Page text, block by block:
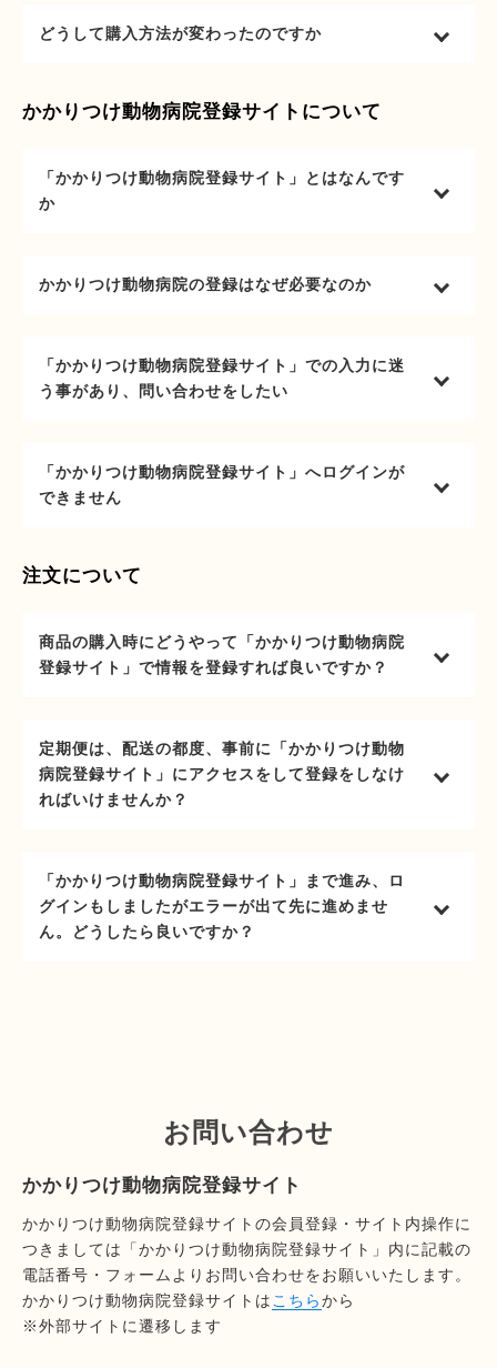
どうして購入方法が変わったのですか
かかりつけ動物病院登録サイトについて
「かかりつけ動物病院登録サイト」とはなんです
か
かかりつけ動物病院の登録はなぜ必要なのか
「かかりつけ動物病院登録サイト」での入力に迷
う事があり、問い合わせをしたい
「かかりつけ動物病院登録サイト」へログインが
できません
注文について
商品の購入時にどうやって「かかりつけ動物病院
登録サイト」で情報を登録すれば良いですか？
定期便は、配送の都度、事前に「かかりつけ動物
病院登録サイト」にアクセスをして登録をしなけ
ればいけませんか？
「かかりつけ動物病院登録サイト」まで進み、ロ
グインもしましたがエラーが出て先に進めませ
ん。どうしたら良いですか？
お問い合わせ
かかりつけ動物病院登録サイト
かかりつけ動物病院登録サイトの会員登録・サイト内操作に
つきましては「かかりつけ動物病院登録サイト」内に記載の
電話番号・フォームよりお問い合わせをお願いいたします。
かかりつけ動物病院登録サイトはこちらから
※外部サイトに遷移します